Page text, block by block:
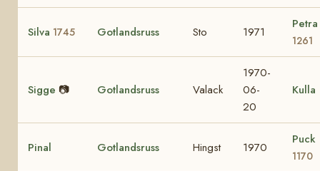
Silva 1745 Gotlandsruss Sto 1971
Petra
1261
Sigge 📷 Gotlandsruss Valack
1970-
06-
20
Kulla
Pinal Gotlandsruss Hingst 1970
Puck
1170